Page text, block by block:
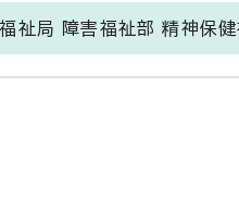
祉局 障害福祉部 精神保